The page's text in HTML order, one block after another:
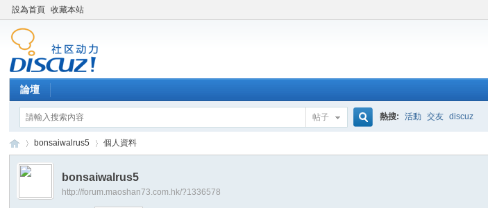
設為首頁 收藏本站
論壇
帖子 熱搜: 活動 交友 discuz
›
bonsaiwalrus5 個人資料
bonsaiwalrus5
http://forum.maoshan73.com.hk/?1336578